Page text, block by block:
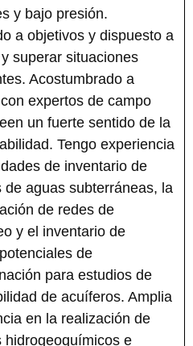
y bajo presión.
a objetivos y dispuesto a
superar situaciones
Acostumbrado a
expertos de campo
un fuerte sentido de la
Tengo experiencia
de inventario de
de aguas subterráneas, la
de redes de
y el inventario de
de
para estudios de
de acuíferos. Amplia
en la realización de
hidrogeoquímicos e